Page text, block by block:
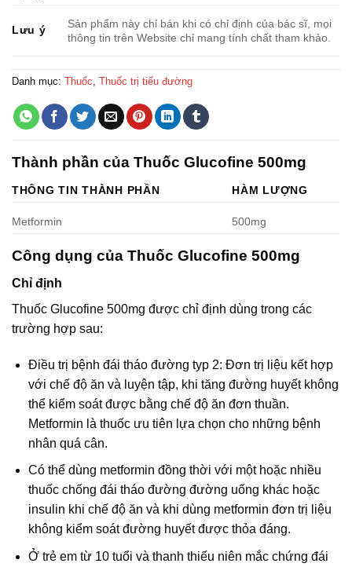
Lưu ý
Sản phẩm này chỉ bán khi có chỉ định của bác sĩ, mọi
thông tin trên Website chỉ mang tính chất tham khảo.
Danh mục: Thuốc Thuốc trị tiểu đường
Thành phần của Thuốc Glucofine 500mg
THÔNG TIN THÀNH PHẦN HÀM LƯỢNG
Metformin 500mg
Công dụng của Thuốc Glucofine 500mg
Chỉ định
Thuốc Glucofine 500mg được chỉ định dùng trong các
trường hợp sau:
Điều trị bệnh đái tháo đường typ 2: Đơn trị liệu kết hợp
với chế độ ăn và luyện tập, khi tăng đường huyết không
thể kiểm soát được bằng chế độ ăn đơn thuần.
Metformin là thuốc ưu tiên lựa chọn cho những bệnh
nhân quá cân.
Có thể dùng metformin đồng thời với một hoặc nhiều
thuốc chống đái tháo đường đường uống khác hoặc
insulin khi chế độ ăn và khi dùng metformin đơn trị liệu
không kiểm soát đường huyết được thỏa đáng.
Ở trẻ em từ 10 tuổi và thanh thiếu niên mắc chứng đái